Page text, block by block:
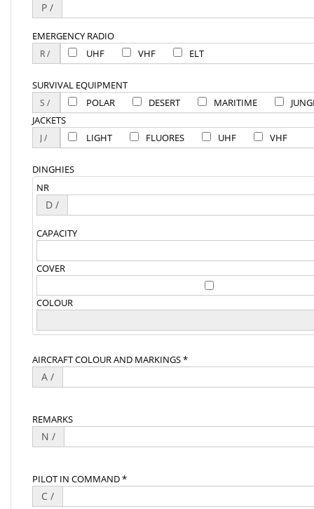
P /
EMERGENCY RADIO
UHF
VHF ELT
SURVIVAL EQUIPMENT
POLAR
DESERT MARITIME
JACKETS
LIGHT
FLUORES UHF VHF
DINGHIES
NR
D /
CAPACITY
COVER
COLOUR
AIRCRAFT COLOUR AND MARKINGS *
A /
REMARKS
N /
PILOT IN COMMAND *
C /